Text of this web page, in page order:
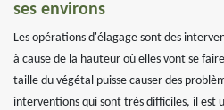
ses environs
Les opérations d'élagage sont des
à cause de la hauteur où elles vont se
taille du végétal puisse causer des
interventions qui sont très difficiles, il est